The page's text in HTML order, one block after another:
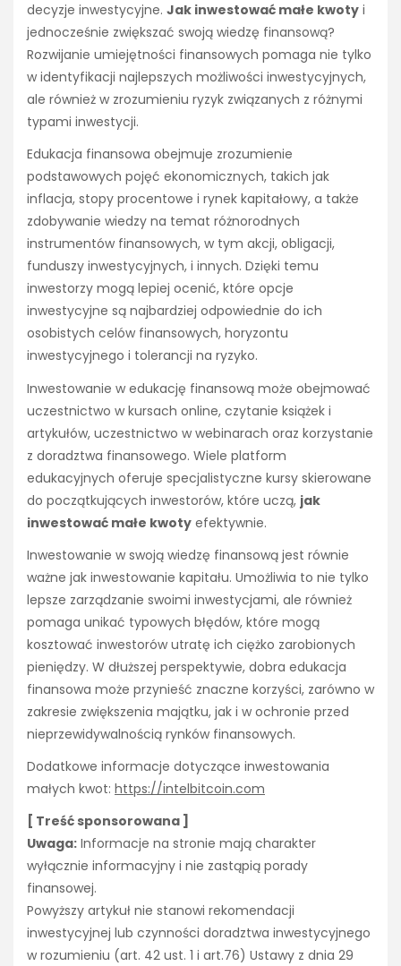
decyzje inwestycyjne. Jak inwestować małe kwoty i
jednocześnie zwiększać swoją wiedzę finansową?
Rozwijanie umiejętności finansowych pomaga nie tylko
w identyfikacji najlepszych możliwości inwestycyjnych,
ale również w zrozumieniu ryzyk związanych z różnymi
typami inwestycji.
Edukacja finansowa obejmuje zrozumienie
podstawowych pojęć ekonomicznych, takich jak
inflacja, stopy procentowe i rynek kapitałowy, a także
zdobywanie wiedzy na temat różnorodnych
instrumentów finansowych, w tym akcji, obligacji,
funduszy inwestycyjnych, i innych. Dzięki temu
inwestorzy mogą lepiej ocenić, które opcje
inwestycyjne są najbardziej odpowiednie do ich
osobistych celów finansowych, horyzontu
inwestycyjnego i tolerancji na ryzyko.
Inwestowanie w edukację finansową może obejmować
uczestnictwo w kursach online, czytanie książek i
artykułów, uczestnictwo w webinarach oraz korzystanie
z doradztwa finansowego. Wiele platform
edukacyjnych oferuje specjalistyczne kursy skierowane
do początkujących inwestorów, które uczą, jak
inwestować małe kwoty efektywnie.
Inwestowanie w swoją wiedzę finansową jest równie
ważne jak inwestowanie kapitału. Umożliwia to nie tylko
lepsze zarządzanie swoimi inwestycjami, ale również
pomaga unikać typowych błędów, które mogą
kosztować inwestorów utratę ich ciężko zarobionych
pieniędzy. W dłuższej perspektywie, dobra edukacja
finansowa może przynieść znaczne korzyści, zarówno w
zakresie zwiększenia majątku, jak i w ochronie przed
nieprzewidywalnością rynków finansowych.
Dodatkowe informacje dotyczące inwestowania
małych kwot: https://intelbitcoin.com
[ Treść sponsorowana ]
Uwaga: Informacje na stronie mają charakter
wyłącznie informacyjny i nie zastąpią porady
finansowej.
Powyższy artykuł nie stanowi rekomendacji
inwestycyjnej lub czynności doradztwa inwestycyjnego
w rozumieniu (art. 42 ust. 1 i art.76) Ustawy z dnia 29